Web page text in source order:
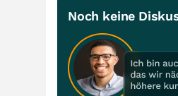
Noch keine